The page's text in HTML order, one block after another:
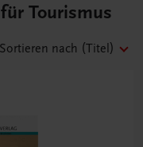
Tourismus
Sortieren nach (Titel)